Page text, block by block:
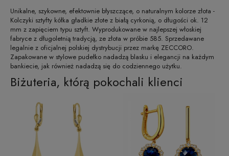
Unikalne, szykowne, efektownie błyszczące, o naturalnym kolorze złota -
Kolczyki sztyfty kółka gładkie złote z białą cyrkonią, o długości ok. 12
mm z zapięciem typu sztyft. Wyprodukowane w najlepszej włoskiej
fabryce z długoletnią tradycją, ze złota w próbie 585. Sprzedawane
legalnie z oficjalnej polskiej dystrybucji przez markę ZECCORO.
Zapakowane w stylowe pudełko nadadzą blasku i elegancji na każdym
bankiecie, jak również nadadzą się do codziennego użytku.
Biżuteria, którą pokochali klienci